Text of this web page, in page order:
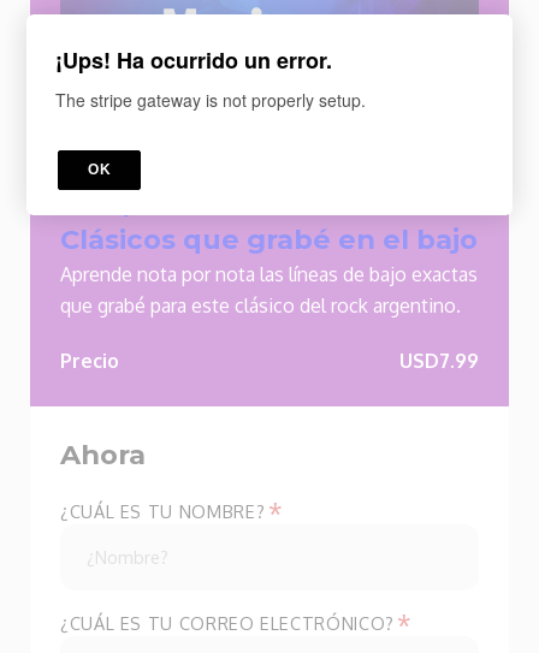
CURSO
Clásicos que grabé en el bajo
Aprende nota por nota las líneas de bajo exactas
que grabé para este clásico del rock argentino.
Precio USD7.99
Ahora
¿CUÁL ES TU NOMBRE?*
¿CUÁL ES TU CORREO ELECTRÓNICO?*
¡Ups! Ha ocurrido un error.
The stripe gateway is not properly setup.
OK